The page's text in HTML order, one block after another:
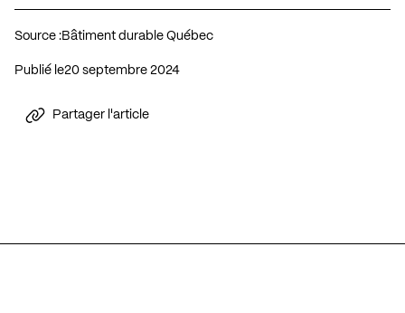
Source :Bâtiment durable Québec
Publié le 20 septembre 2024
Partager l'article